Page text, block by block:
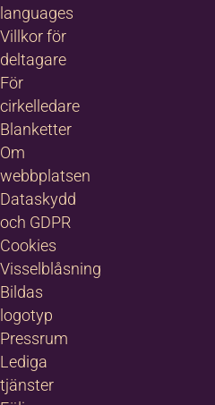
languages
Villkor för
deltagare
För
cirkelledare
Blanketter
Om
webbplatsen
Dataskydd
och GDPR
Cookies
Visselblåsning
Bildas
logotyp
Pressrum
Lediga
tjänster